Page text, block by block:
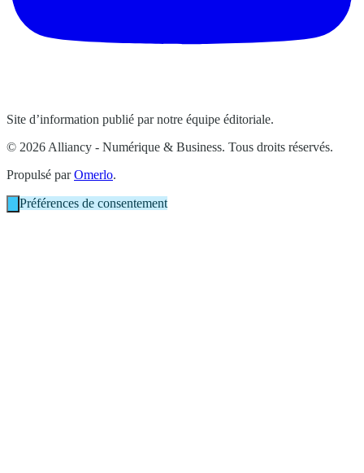
Site d’information publié par notre équipe éditoriale.
© 2026 Alliancy - Numérique & Business. Tous droits réservés.
Propulsé parOmerlo.
Préférences de consentement